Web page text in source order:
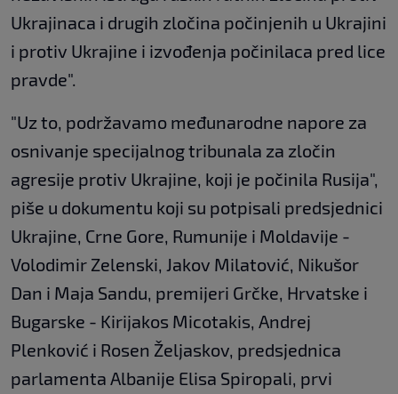
Ukrajinaca i drugih zločina počinjenih u Ukrajini
i protiv Ukrajine i izvođenja počinilaca pred lice
pravde".
"Uz to, podržavamo međunarodne napore za
osnivanje specijalnog tribunala za zločin
agresije protiv Ukrajine, koji je počinila Rusija",
piše u dokumentu koji su potpisali predsjednici
Ukrajine, Crne Gore, Rumunije i Moldavije -
Volodimir Zelenski, Jakov Milatović, Nikušor
Dan i Maja Sandu, premijeri Grčke, Hrvatske i
Bugarske - Kirijakos Micotakis, Andrej
Plenković i Rosen Željaskov, predsjednica
parlamenta Albanije Elisa Spiropali, prvi